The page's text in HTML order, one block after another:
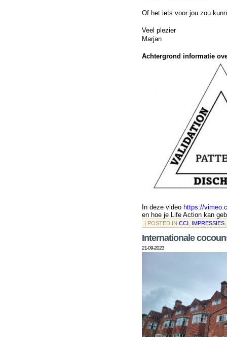
Of het iets voor jou zou
Veel plezier
Marjan
Achtergrond informatie
In deze video https://
en hoe je Life Action kan
| POSTED IN CCI IMPRESSIES
Internationale
21-09-2023